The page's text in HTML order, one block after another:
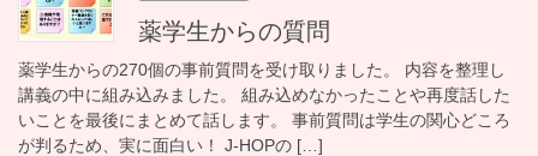
薬学生からの質問
薬学生からの270個の事前質問を受け取りました。 内容を整理し
講義の中に組み込みました。 組み込めなかったことや再度話した
いことを最後にまとめて話します。 事前質問は学生の関心どころ
が判るため、実に面白い！ J-HOPの […]